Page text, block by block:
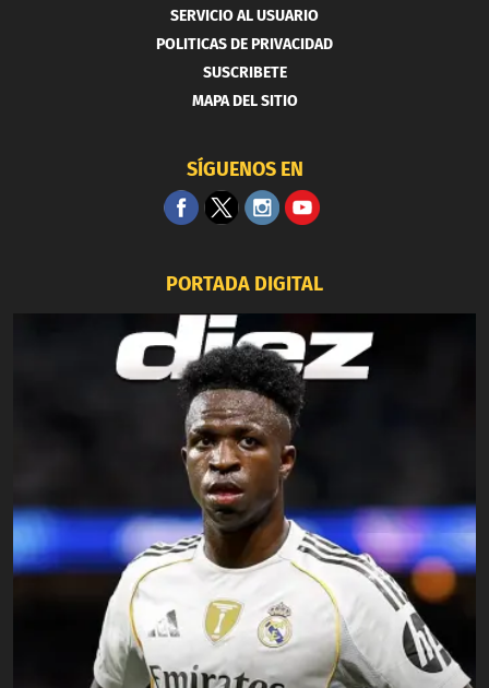
SERVICIO AL USUARIO
POLITICAS DE PRIVACIDAD
SUSCRIBETE
MAPA DEL SITIO
SÍGUENOS EN
PORTADA DIGITAL